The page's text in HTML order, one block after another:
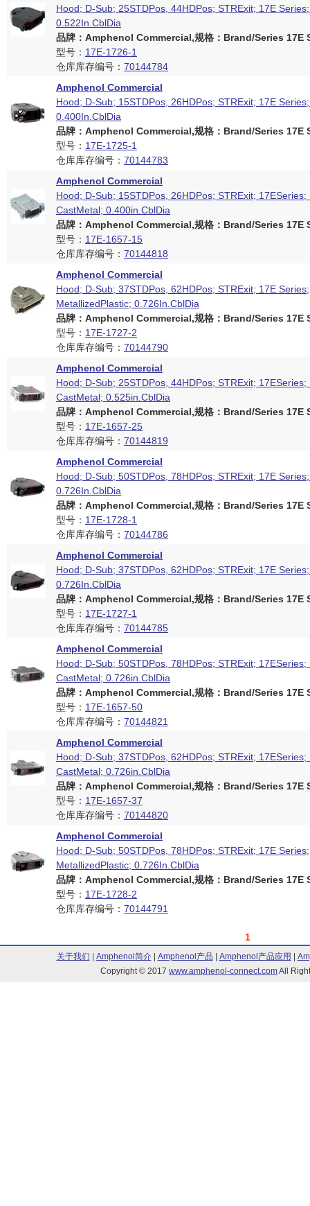
Hood; D-Sub; 25STDPos, 44HDPos; STRExit; 17E
0.522In.CblDia
品牌：Amphenol Commercial,规格：Brand/Series 17E
型号： 17E-1726-1
仓库库存编号： 70144784
Amphenol Commercial
Hood; D-Sub; 15STDPos, 26HDPos; STRExit; 17E
0.400In.CblDia
品牌：Amphenol Commercial,规格：Brand/Series 17E
型号： 17E-1725-1
仓库库存编号： 70144783
Amphenol Commercial
Hood; D-Sub; 15STDPos, 26HDPos; STRExit; 17ESeries;
CastMetal; 0.400in.CblDia
品牌：Amphenol Commercial,规格：Brand/Series 17E
型号： 17E-1657-15
仓库库存编号： 70144818
Amphenol Commercial
Hood; D-Sub; 37STDPos, 62HDPos; STRExit; 17E Series;
MetallizedPlastic; 0.726In.CblDia
品牌：Amphenol Commercial,规格：Brand/Series 17E
型号： 17E-1727-2
仓库库存编号： 70144790
Amphenol Commercial
Hood; D-Sub; 25STDPos, 44HDPos; STRExit; 17ESeries;
CastMetal; 0.525in.CblDia
品牌：Amphenol Commercial,规格：Brand/Series 17E
型号： 17E-1657-25
仓库库存编号： 70144819
Amphenol Commercial
Hood; D-Sub; 50STDPos, 78HDPos; STRExit; 17E
0.726In.CblDia
品牌：Amphenol Commercial,规格：Brand/Series 17E
型号： 17E-1728-1
仓库库存编号： 70144786
Amphenol Commercial
Hood; D-Sub; 37STDPos, 62HDPos; STRExit; 17E
0.726In.CblDia
品牌：Amphenol Commercial,规格：Brand/Series 17E
型号： 17E-1727-1
仓库库存编号： 70144785
Amphenol Commercial
Hood; D-Sub; 50STDPos, 78HDPos; STRExit; 17ESeries;
CastMetal; 0.726in.CblDia
品牌：Amphenol Commercial,规格：Brand/Series 17E
型号： 17E-1657-50
仓库库存编号： 70144821
Amphenol Commercial
Hood; D-Sub; 37STDPos, 62HDPos; STRExit; 17ESeries;
CastMetal; 0.726in.CblDia
品牌：Amphenol Commercial,规格：Brand/Series 17E
型号： 17E-1657-37
仓库库存编号： 70144820
Amphenol Commercial
Hood; D-Sub; 50STDPos, 78HDPos; STRExit; 17E Series;
MetallizedPlastic; 0.726In.CblDia
品牌：Amphenol Commercial,规格：Brand/Series 17E
型号： 17E-1728-2
仓库库存编号： 70144791
1
关于我们 Amphenol简介| Amphenol产品 Amphenol产品应用
Copyright © 2017 www.amphenol-connect.comAll